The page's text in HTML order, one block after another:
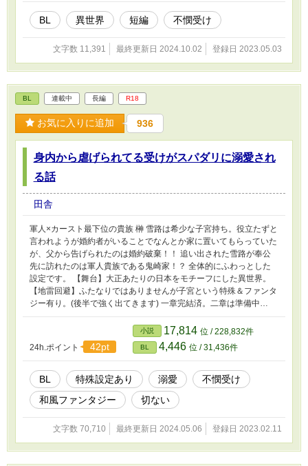
BL 異世界 短編 不憫受け
文字数 11,391 最終更新日 2024.10.02 登録日 2023.05.03
BL 連載中 長編 R18
お気に入りに追加 936
身内から虐げられてる受けがスパダリに溺愛され
る話
田舎
軍人×カースト最下位の貴族 榊 雪路は希少な子宮持ち。役立たずと
言われようが婚約者がいることでなんとか家に置いてもらっていた
が、父から告げられたのは婚約破棄！！ 追い出された雪路が奉公
先に訪れたのは軍人貴族である鬼崎家！？ 全体的にふわっとした
設定です。 【舞台】大正あたりの日本をモチーフにした異世界。
【地雷回避】ふたなりではありませんが子宮という特殊＆ファンタ
ジー有り。(後半で強く出てきます) 一章完結済。二章は準備中…
24h.ポイント 42pt
小説 17,814 位 / 228,832件
BL 4,446 位 / 31,436件
BL 特殊設定あり 溺愛
不憫受け
和風ファンタジー
切ない
文字数 70,710 最終更新日 2024.05.06 登録日 2023.02.11